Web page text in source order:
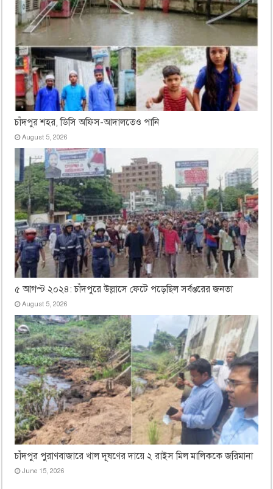
চাঁদপুর শহর, ডিসি অফিস-আদালতেও পানি
August 5, 2026
৫ আগস্ট ২০২৪: চাঁদপুরে উল্লাসে ফেটে পড়েছিল সর্বস্তরের জনতা
August 5, 2026
চাঁদপুর পুরাণবাজারে খাল দূষণের দায়ে ২ রাইস মিল মালিককে জরিমানা
June 15, 2026